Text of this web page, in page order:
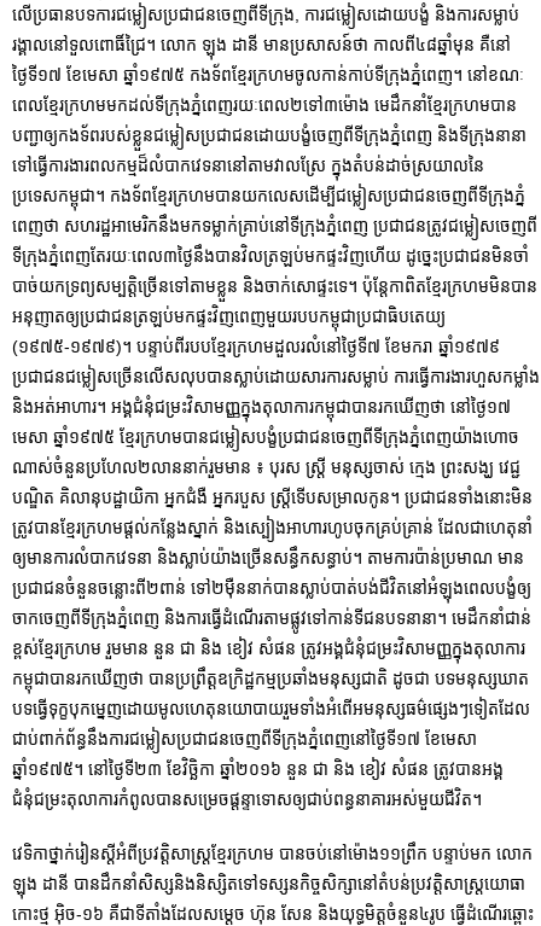
លើប្រធានបទការជម្លៀសប្រជាជនចេញពីទីក្រុង, ការជម្លៀសដោយបង្ខំ និងការសម្លាប់
រង្គាលនៅទួលពោធិ៍ជ្រៃ។ លោក ឡុង ដានី មានប្រសាសន៍ថា កាលពី៤៨ឆ្នាំមុន គឺនៅ
ថ្ងៃទី១៧ ខែមេសា ឆ្នាំ១៩៧៥ កងទ័ពខ្មែរក្រហមចូលកាន់កាប់ទីក្រុងភ្នំពេញ។ នៅខណៈ
ពេលខ្មែរក្រហមមកដល់ទីក្រុងភ្នំពេញរយៈពេល២ទៅ៣ម៉ោង មេដឹកនាំខ្មែរក្រហមបាន
បញ្ជាឲ្យកងទ័ពរបស់ខ្លួនជម្លៀសប្រជាជនដោយបង្ខំចេញពីទីក្រុងភ្នំពេញ និងទីក្រុងនានា
ទៅធ្វើការងារពលកម្មដ៏លំបាកវេទនានៅតាមវាលស្រែ ក្នុងតំបន់ដាច់ស្រយាលនៃ
ប្រទេសកម្ពុជា។ កងទ័ពខ្មែរក្រហមបានយកលេសដើម្បីជម្លៀសប្រជាជនចេញពីទីក្រុងភ្នំ
ពេញថា សហរដ្ឋអាមេរិកនឹងមកទម្លាក់គ្រាប់នៅទីក្រុងភ្នំពេញ ប្រជាជនត្រូវជម្លៀសចេញពី
ទីក្រុងភ្នំពេញតែរយៈពេល៣ថ្ងៃនឹងបានវិលត្រឡប់មកផ្ទះវិញហើយ ដូច្នេះប្រជាជនមិនចាំ
បាច់យកទ្រព្យសម្បត្តិច្រើនទៅតាមខ្លួន និងចាក់សោផ្ទះទេ។ ប៉ុន្តែកាពិតខ្មែរក្រហមមិនបាន
អនុញាតឲ្យប្រជាជនត្រឡប់មកផ្ទះវិញពេញមួយរបបកម្ពុជាប្រជាធិបតេយ្យ
(១៩៧៥-១៩៧៩)។ បន្ទាប់ពីរបបខ្មែរក្រហមដួលរលំនៅថ្ងៃទី៧ ខែមករា ឆ្នាំ១៩៧៩
ប្រជាជនជម្លៀសច្រើនលើសលុបបានស្លាប់ដោយសារការសម្លាប់ ការធ្វើការងារហួសកម្លាំង
និងអត់អាហារ។ អង្គជំនុំជម្រះវិសាមញ្ញក្នុងតុលាការកម្ពុជាបានរកឃើញថា នៅថ្ងៃ១៧
មេសា ឆ្នាំ១៩៧៥ ខ្មែរក្រហមបានជម្លៀសបង្ខំប្រជាជនចេញពីទីក្រុងភ្នំពេញយ៉ាងហោច
ណាស់ចំនួនប្រហែល២លាននាក់រួមមាន ៖ បុរស ស្រ្តី មនុស្សចាស់ ក្មេង ព្រះសង្ឃ វេជ្ជ
បណ្ឌិត គិលានុបដ្ឋាយិកា អ្នកជំងឺ អ្នករបួស ស្រ្តីទើបសម្រាលកូន។ ប្រជាជនទាំងនោះមិន
ត្រូវបានខ្មែរក្រហមផ្តល់កន្លែងស្នាក់ និងស្បៀងអាហារហូបចុកគ្រប់គ្រាន់ ដែលជាហេតុនាំ
ឲ្យមានការលំបាកវេទនា និងស្លាប់យ៉ាងច្រើនសន្ធឹកសន្ធាប់។ តាមការប៉ាន់ប្រមាណ មាន
ប្រជាជនចំនួនចន្លោះពី២ពាន់ ទៅ២ម៉ឺននាក់បានស្លាប់បាត់បង់ជីវិតនៅអំឡុងពេលបង្ខំឲ្យ
ចាកចេញពីទីក្រុងភ្នំពេញ និងការធ្វើដំណើរតាមផ្លូវទៅកាន់ទីជនបទនានា។ មេដឹកនាំជាន់
ខ្ពស់ខ្មែរក្រហម រួមមាន នួន ជា និង ខៀវ សំផន ត្រូវអង្គជំនុំជម្រះវិសាមញ្ញក្នុងតុលាការ
កម្ពុជាបានរកឃើញថា បានប្រព្រឹត្តឧក្រិដ្ឋកម្មប្រឆាំងមនុស្សជាតិ ដូចជា បទមនុស្សឃាត
បទធ្វើទុក្ខបុកម្នេញដោយមូលហេតុនយោបាយរួមទាំងអំពើអមនុស្សធម៌ផ្សេងៗទៀតដែល
ជាប់ពាក់ព័ន្ធនឹងការជម្លៀសប្រជាជនចេញពីទីក្រុងភ្នំពេញនៅថ្ងៃទី១៧ ខែមេសា
ឆ្នាំ១៩៧៥។ នៅថ្ងៃទី២៣ ខែវិច្ឆិកា ឆ្នាំ២០១៦ នួន ជា និង ខៀវ សំផន ត្រូវបានអង្គ
ជំនុំជម្រះតុលាការកំពូលបានសម្រេចផ្ដន្ទាទោសឲ្យជាប់ពន្ធនាគារអស់មួយជីវិត។
វេទិកាថ្នាក់រៀនស្តីអំពីប្រវត្តិសាស្ត្រខ្មែរក្រហម បានចប់នៅម៉ោង១១ព្រឹក បន្ទាប់មក លោក
ឡុង ដានី បានដឹកនាំសិស្សនិងនិស្សិតទៅទស្សនកិច្ចសិក្សានៅតំបន់ប្រវត្តិសាស្រ្តយោធា
កោះថ្ម អ៊ិច-១៦ គឺជាទីតាំងដែលសម្តេច ហ៊ុន សែន និងយុទ្ធមិត្តចំនួន៤រូប ធ្វើដំណើរឆ្ពោះ